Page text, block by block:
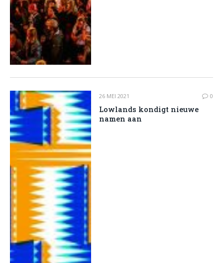
26 MEI 2021 0
Lowlands kondigt nieuwe
namen aan